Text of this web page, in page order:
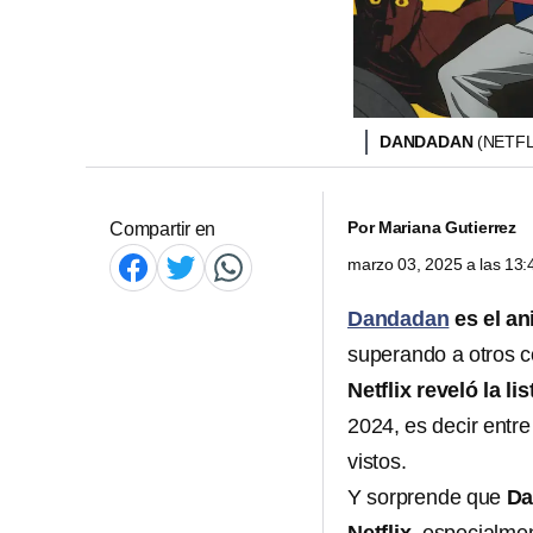
DANDADAN
Compartir en PorMariana Gutierrez
marzo 03, 2025 a las
Dandadan es el
superando a otros
Netflix reveló la
2024, es decir
vistos.
Y sorprende que